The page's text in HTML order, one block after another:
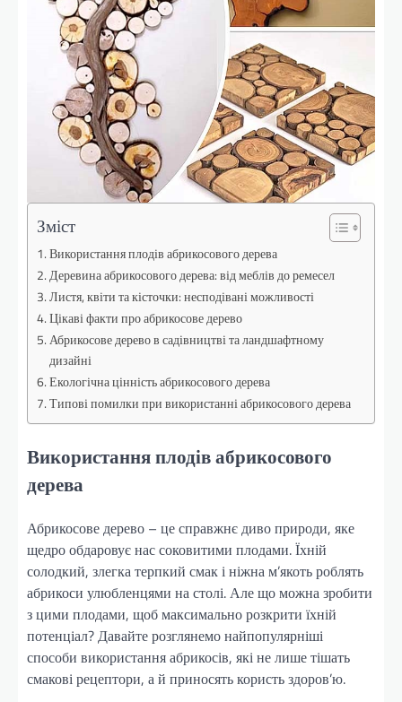
Зміст
Використання плодів абрикосового дерева
Деревина абрикосового дерева: від меблів до ремесел
Листя, квіти та кісточки: несподівані можливості
Цікаві факти про абрикосове дерево
Абрикосове дерево в садівництві та ландшафтному
дизайні
Екологічна цінність абрикосового дерева
Типові помилки при використанні абрикосового дерева
Використання плодів абрикосового
дерева
Абрикосове дерево – це справжнє диво природи, яке
щедро обдаровує нас соковитими плодами. Їхній
солодкий, злегка терпкий смак і ніжна м’якоть роблять
абрикоси улюбленцями на столі. Але що можна зробити
з цими плодами, щоб максимально розкрити їхній
потенціал? Давайте розглянемо найпопулярніші
способи використання абрикосів, які не лише тішать
смакові рецептори, а й приносять користь здоров’ю.